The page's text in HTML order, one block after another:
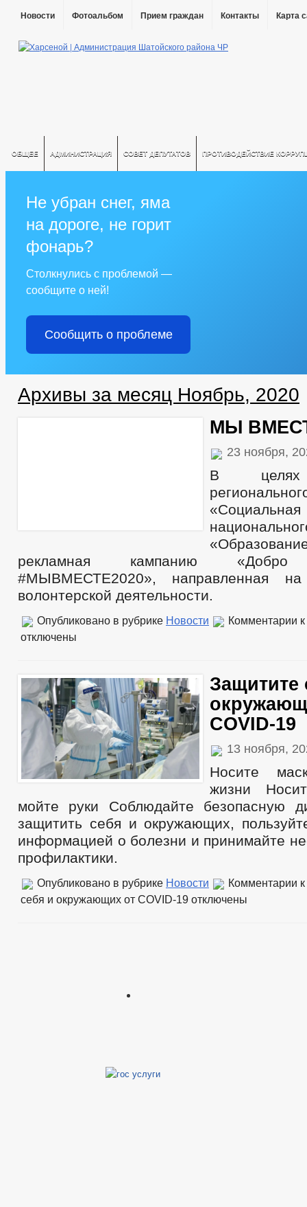
Новости Фотоальбом Прием граждан Контакты Карта
ОБЩЕЕ АДМИНИСТРАЦИЯ СОВЕТ ДЕПУТАТОВ ПРОТИВОДЕЙСТВИЕ
Не убран снег, яма
на дороге, не горит
фонарь?
Столкнулись с проблемой —
сообщите о ней!
Сообщить о проблеме
Архивы за месяц Ноябрь, 2020
МЫ
23 ноября,
В целях
рекламная кампанию
#МЫВМЕСТЕ2020», направленная на
волонтерской деятельности.
Опубликовано в рубрике Новости Комментарии
отключены
Защитите
COVID-19
13 ноября,
Носите
жизни
мойте руки Соблюдайте безопасную
защитить себя и окружающих,
информацией о болезни и принимайте
профилактики.
Опубликовано в рубрике Новости Комментарии
себя и окружающих от COVID-19 отключены